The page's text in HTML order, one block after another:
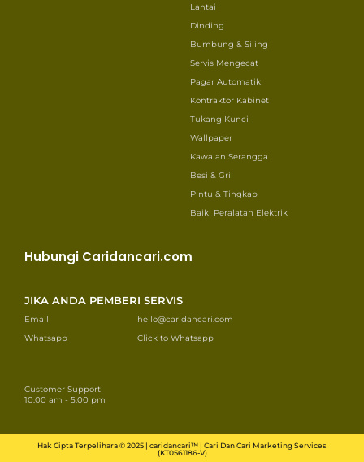
Lantai
Dinding
Bumbung & Siling
Servis Mengecat
Pagar Automatik
Kontraktor Kabinet
Tukang Kunci
Wallpaper
Kawalan Serangga
Besi & Gril
Pintu & Tingkap
Baiki Peralatan Elektrik
Hubungi Caridancari.com
JIKA ANDA PEMBERI SERVIS
Email
hello@caridancari.com
Whatsapp
Click to Whatsapp
Customer Support
10.00 am - 5.00 pm
Hak Cipta Terpelihara © 2025 | caridancari™ | Cari Dan Cari Marketing Services
(KT0561186-V)